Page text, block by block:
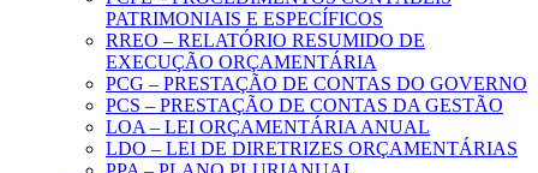
PATRIMONIAIS E ESPECÍFICOS
RREO – RELATÓRIO RESUMIDO DE
EXECUÇÃO ORÇAMENTÁRIA
PCG – PRESTAÇÃO DE CONTAS DO GOVERNO
PCS – PRESTAÇÃO DE CONTAS DA GESTÃO
LOA – LEI ORÇAMENTÁRIA ANUAL
LDO – LEI DE DIRETRIZES ORÇAMENTÁRIAS